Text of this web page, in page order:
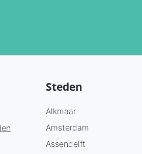
Steden
Alkmaar
Amsterdam
Assendelft